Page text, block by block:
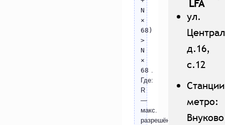
N
×
68)
>
N
×
68 .
Где:
R
—
макс.
разрешённая
LFA
ул.
д.16,
с.12
Станции
метро: